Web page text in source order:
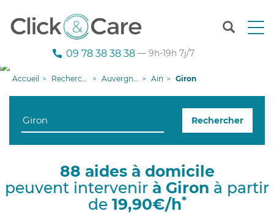
T
n
g
i
09 78 38 38 38 — 9h-19h 7j/7
Accueil Recherche aide à domicile Auvergne-Rhône-Alpes Ain Giron
Rechercher
88 aides à domicile
peuvent intervenir à Giron à partir
de 19,90€/h*